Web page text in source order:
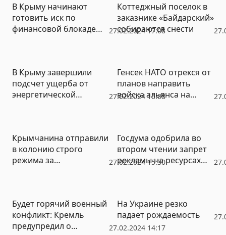
27.02.2024 17:08
В Крыму начинают
готовить иск по
финансовой блокаде
Коттеджный поселок в
заказнике «Байдарский»
собираются снести
27.02.2024 16:08
В Крыму завершили
подсчет ущерба от
энергетической
Генсек НАТО отрекся от
планов направить
войска альянса на
27.02.2024 15:30
Крымчанина отправили
в колонию строго
режима за
падчерицы
Госдума одобрила во
втором чтении запрет
рекламы на ресурсах
27.02.2024 14:17
Будет горячий военный
конфликт: Кремль
предупредил о
На Украине резко
падает рождаемость